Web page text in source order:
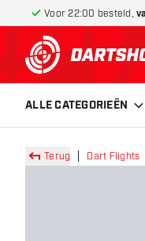
Voor 22:00 besteld,
ALLE CATEGORIEËN
Terug Dart Flights